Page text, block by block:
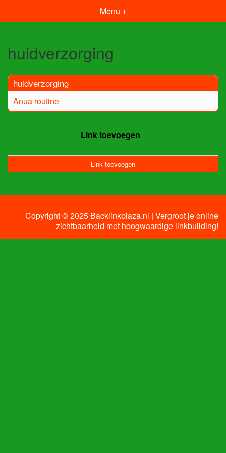
Menu +
huidverzorging
huidverzorging
Anua routine
Link toevoegen
Link toevoegen
Copyright © 2025 Backlinkplaza.nl | Vergroot je online
zichtbaarheid met hoogwaardige linkbuilding!